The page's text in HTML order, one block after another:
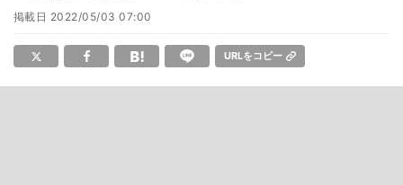
掲載日 2022/05/03 07:00
URLをコピー